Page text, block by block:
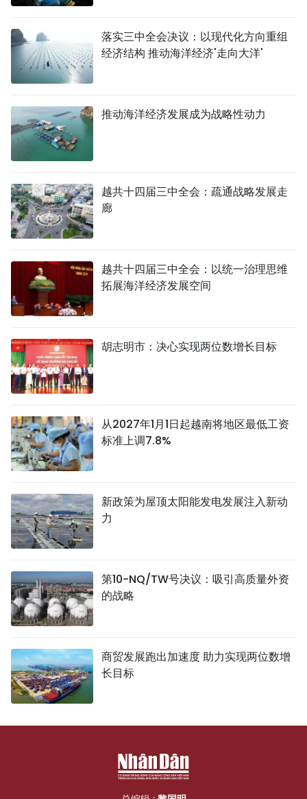
落实三中全会决议：以现代化方向重组
经济结构 推动海洋经济'走向大洋'
推动海洋经济发展成为战略性动力
越共十四届三中全会：疏通战略发展走
廊
越共十四届三中全会：以统一治理思维
拓展海洋经济发展空间
胡志明市：决心实现两位数增长目标
从2027年1月1日起越南将地区最低工资
标准上调7.8%
新政策为屋顶太阳能发电发展注入新动
力
第10-NQ/TW号决议：吸引高质量外资
的战略
商贸发展跑出加速度 助力实现两位数增
长目标